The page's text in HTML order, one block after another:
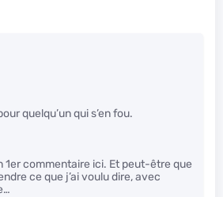
quelqu’un qui s’en fou.
1er commentaire ici. Et peut-être que
ce que j’ai voulu dire, avec